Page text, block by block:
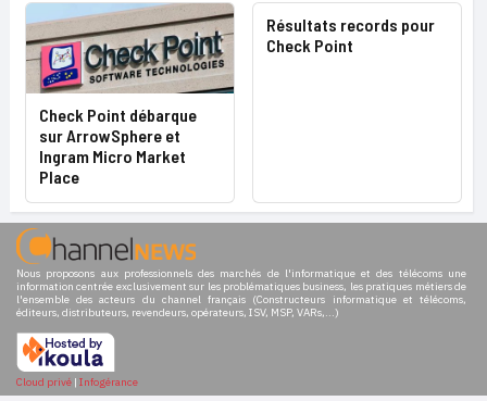
Check Point débarque
sur ArrowSphere et
Ingram Micro Market
Place
Résultats records pour
Check Point
Nous proposons aux professionnels des marchés de l'informatique et des télécoms une
information centrée exclusivement sur les problématiques business, les pratiques métiers de
l'ensemble des acteurs du channel français (Constructeurs informatique et télécoms,
éditeurs, distributeurs, revendeurs, opérateurs, ISV, MSP, VARs,...)
Cloud privé | Infogérance